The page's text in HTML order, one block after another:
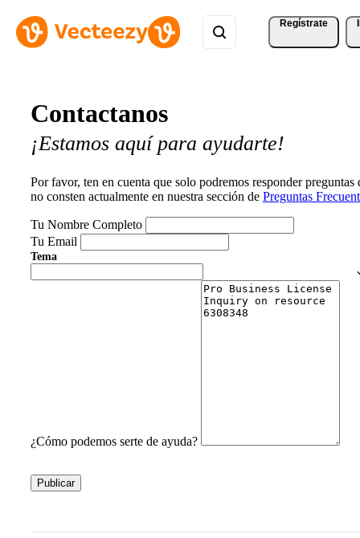
Regístrate
Contactanos
¡Estamos aquí para ayudarte!
Por favor, ten en cuenta que solo podremos responder preguntas
no consten actualmente en nuestra sección de Preguntas
Tu Nombre Completo
Tu Email
Tema
¿Cómo podemos serte de ayuda?
Publicar